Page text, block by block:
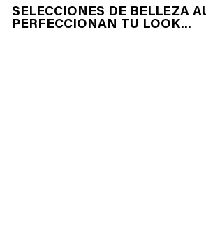
SELECCIONES DE BELLEZA
PERFECCIONAN TU LOOK...